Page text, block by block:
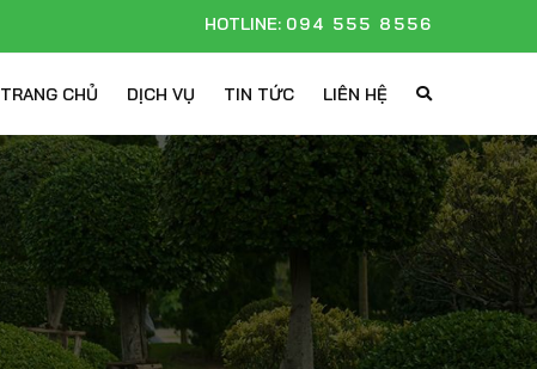
HOTLINE: 094 555 8556
TRANG CHỦ DỊCH VỤ TIN TỨC LIÊN HỆ